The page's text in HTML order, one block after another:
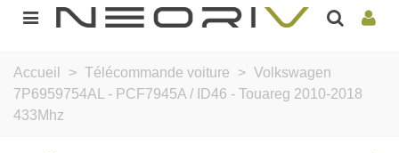
Accueil > Télécommande voiture > Volkswagen
7P6959754AL - PCF7945A / ID46 - Touareg 2010-2018
433Mhz